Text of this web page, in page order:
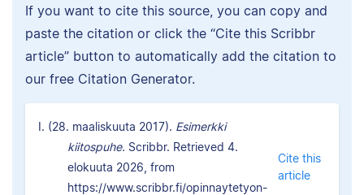
If you want to cite this source, you can copy and
paste the citation or click the “Cite this Scribbr
article” button to automatically add the citation to
our free Citation Generator.
I. (28. maaliskuuta 2017). Esimerkki
kiitospuhe. Scribbr. Retrieved 4.
elokuuta 2026, from
https://www.scribbr.fi/opinnaytetyon-
Cite this
article